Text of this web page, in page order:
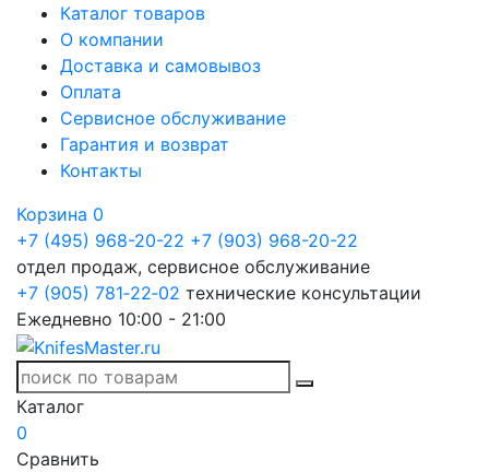
Каталог товаров
О компании
Доставка и самовывоз
Оплата
Сервисное обслуживание
Гарантия и возврат
Контакты
Корзина 0
+7 (495) 968-20-22 +7 (903) 968-20-22
отдел продаж, сервисное обслуживание
+7 (905) 781‑22‑02 технические консультации
Ежедневно 10:00 - 21:00
Каталог
0
Сравнить